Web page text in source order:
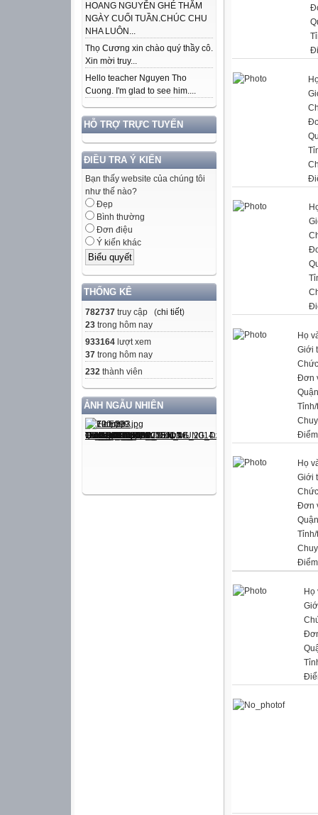
HOANG NGUYỄN GHÉ THĂM
NGÀY CUỐI TUẦN.CHÚC CHU
NHA LUÔN...
Thọ Cương xin chào quý thầy cô.
Xin mời truy...
Hello teacher Nguyen Tho
Cuong. I'm glad to see him....
HỖ TRỢ TRỰC TUYẾN
ĐIỀU TRA Ý KIẾN
Bạn thấy website của chúng tôi
như thế nào?
Đẹp
Bình thường
Đơn điệu
Ý kiến khác
THỐNG KÊ
782737 truy cập (chi tiết)
23 trong hôm nay
933164 lượt xem
37 trong hôm nay
232 thành viên
ẢNH NGẪU NHIÊN
Họ
Giới
Đơn
Họ
Giới
Đơn
Họ